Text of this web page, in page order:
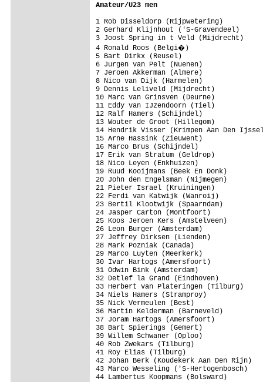
Amateur/U23 men
1 Rob Disseldorp (Rijpwetering)
2 Gerhard Klijnhout ('S-Gravendeel)
3 Joost Spring in t Veld (Mijdrecht)
4 Ronald Roos (Belgi�)
5 Bart Dirkx (Reusel)
6 Jurgen van Pelt (Nuenen)
7 Jeroen Akkerman (Almere)
8 Nico van Dijk (Harmelen)
9 Dennis Leliveld (Mijdrecht)
10 Marc van Grinsven (Deurne)
11 Eddy van IJzendoorn (Tiel)
12 Ralf Hamers (Schijndel)
13 Wouter de Groot (Hillegom)
14 Hendrik Visser (Krimpen Aan Den
15 Arne Hassink (Zieuwent)
16 Marco Brus (Schijndel)
17 Erik van Stratum (Geldrop)
18 Nico Leyen (Enkhuizen)
19 Ruud Kooijmans (Beek En Donk)
20 John den Engelsman (Nijmegen)
21 Pieter Israel (Kruiningen)
22 Ferdi van Katwijk (Wanroij)
23 Bertil Klootwijk (Spaarndam)
24 Jasper Carton (Montfoort)
25 Koos Jeroen Kers (Amstelveen)
26 Leon Burger (Amsterdam)
27 Jeffrey Dirksen (Lienden)
28 Mark Pozniak (Canada)
29 Marco Luyten (Meerkerk)
30 Ivar Hartogs (Amersfoort)
31 Odwin Bink (Amsterdam)
32 Detlef la Grand (Eindhoven)
33 Herbert van Plateringen (Tilburg)
34 Niels Hamers (Stramproy)
35 Nick Vermeulen (Best)
36 Martin Kelderman (Barneveld)
37 Joram Hartogs (Amersfoort)
38 Bart Spierings (Gemert)
39 Willem Schwaner (Oploo)
40 Rob Zwekars (Tilburg)
41 Roy Elias (Tilburg)
42 Johan Berk (Koudekerk Aan Den Rijn)
43 Marco Wesseling ('S-Hertogenbosch)
44 Lambertus Koopmans (Bolsward)